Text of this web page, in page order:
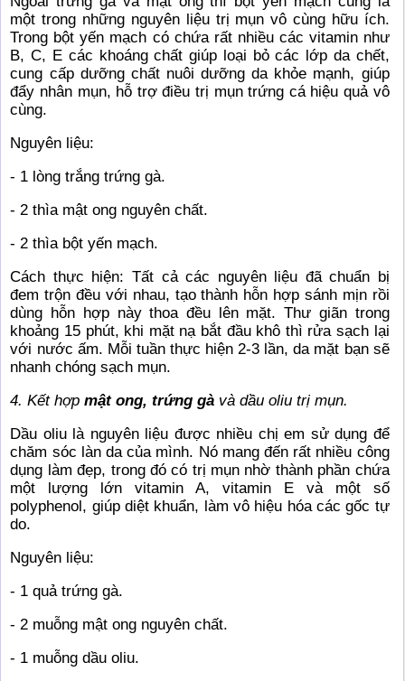
một trong những nguyên liệu trị mụn vô cùng hữu ích.
Trong bột yến mạch có chứa rất nhiều các vitamin như
B, C, E các khoáng chất giúp loại bỏ các lớp da chết,
cung cấp dưỡng chất nuôi dưỡng da khỏe mạnh, giúp
đẩy nhân mụn, hỗ trợ điều trị mụn trứng cá hiệu quả vô
cùng.
Nguyên liệu:
- 1 lòng trắng trứng gà.
- 2 thìa mật ong nguyên chất.
- 2 thìa bột yến mạch.
Cách thực hiện: Tất cả các nguyên liệu đã chuẩn bị
đem trộn đều với nhau, tạo thành hỗn hợp sánh mịn rồi
dùng hỗn hợp này thoa đều lên mặt. Thư giãn trong
khoảng 15 phút, khi mặt nạ bắt đầu khô thì rửa sạch lại
với nước ấm. Mỗi tuần thực hiện 2-3 lần, da mặt bạn sẽ
nhanh chóng sạch mụn.
4. Kết hợp mật ong, trứng gà và dầu oliu trị mụn.
Dầu oliu là nguyên liệu được nhiều chị em sử dụng để
chăm sóc làn da của mình. Nó mang đến rất nhiều công
dụng làm đẹp, trong đó có trị mụn nhờ thành phần chứa
một lượng lớn vitamin A, vitamin E và một số
polyphenol, giúp diệt khuẩn, làm vô hiệu hóa các gốc tự
do.
Nguyên liệu:
- 1 quả trứng gà.
- 2 muỗng mật ong nguyên chất.
- 1 muỗng dầu oliu.